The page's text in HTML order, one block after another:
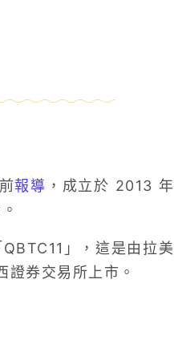
報導 ，成立於 2013 年
」，這是由拉美
券交易所上市。